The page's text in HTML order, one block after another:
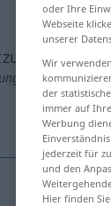
anklicken/
vapore
oder Ihre
Webseite
unserer
Wir
der
immer auf
Werbung
jederzeit für
und den
Hier finden